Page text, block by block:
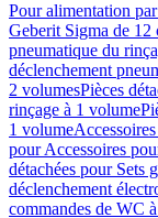
Pour alimentation
Geberit Sigma de 12
pneumatique du
déclenchement
2 volumesPièces
rinçage à 1 volume
1 volume
pour Accessoires
détachées pour Sets
déclenchement
commandes de WC